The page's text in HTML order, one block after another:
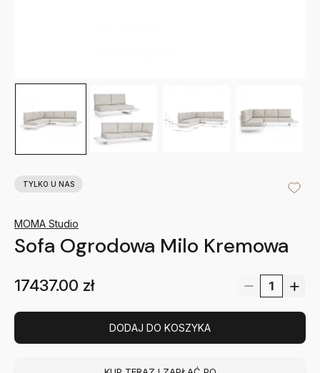
TYLKO U NAS
MOMA Studio
Sofa Ogrodowa Milo Kremowa
17437.00 zł
DODAJ DO KOSZYKA